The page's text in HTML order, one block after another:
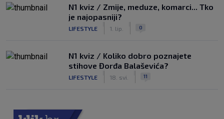
N1 kviz / Zmije, meduze, komarci... Tko
je najopasniji?
LIFESTYLE 1. lip. 0
N1 kviz / Koliko dobro poznajete
stihove Đorđa Balaševića?
LIFESTYLE 18. svi. 11